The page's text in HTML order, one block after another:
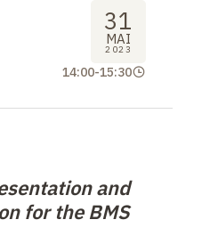
31
MAI
2023
14:00-15:30
and
for the BMS